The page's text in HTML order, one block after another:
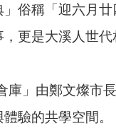
」俗稱「迎六月
更是大溪人世代
庫」由鄭文燦市
驗的共學空間。